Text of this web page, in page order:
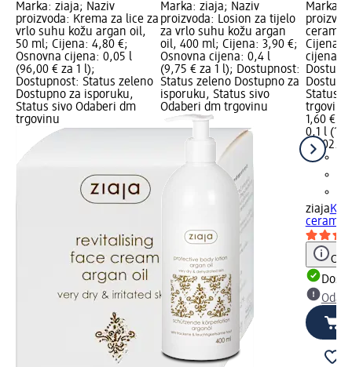
Marka: ziaja; Naziv
proizvoda: Krema za lice za
vrlo suhu kožu argan oil,
50 ml; Cijena: 4,80 €;
Osnovna cijena: 0,05 l
(96,00 € za 1 l);
Dostupnost: Status zeleno
Dostupno za isporuku,
Status sivo Odaberi dm
trgovinu
Marka: ziaja; Naziv
proizvoda: Losion za tijelo
za vrlo suhu kožu argan
oil, 400 ml; Cijena: 3,90 €;
Osnovna cijena: 0,4 l
(9,75 € za 1 l); Dostupnost:
Status zeleno Dostupno za
isporuku, Status sivo
Odaberi dm trgovinu
Marka:
Cijena:
cijena:
Status
trgovinu
1,60 €
0,1 l
na
ziaja